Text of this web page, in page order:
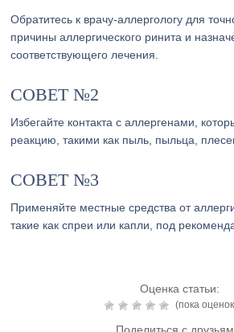
Обратитесь к врачу-аллергологу для
причины аллергического ринита и
соответствующего лечения.
СОВЕТ №2
Избегайте контакта с аллергенами,
реакцию, такими как пыль, пыльца,
СОВЕТ №3
Применяйте местные средства от
такие как спреи или капли, под
Оценка статьи:
(пока